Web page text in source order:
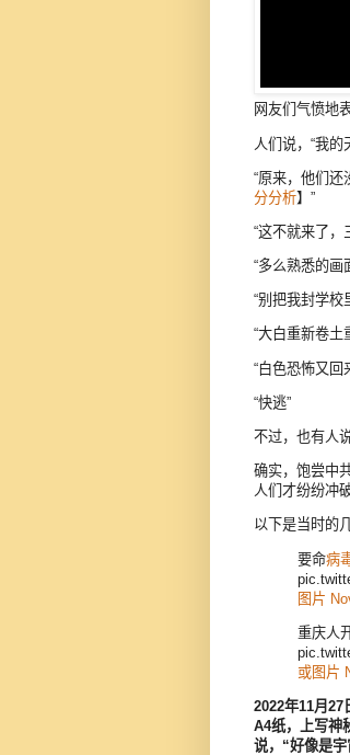
网友们气愤地
人们说，“我
“原来，他们
分分析】”
“这不就来了，
“多么熟悉的画
“别把我封学校
“大白重新卷土
“白色恐怖又回
“快逃”
不过，也有人
确实，饱尝中
人们才纷纷冲
以下是当时的
要命病
图片
重庆人
或图片
2022年11月27
A4纸，上写神
说，“好像是